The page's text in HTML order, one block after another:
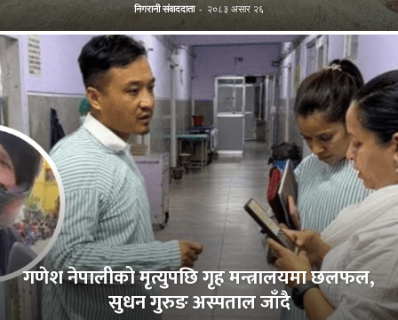
निगरानी संवाददाता - २०८३ असार २६
गणेश नेपालीको मृत्युपछि गृह मन्त्रालयमा छलफल,
सुधन गुरुङ अस्पताल जाँदै